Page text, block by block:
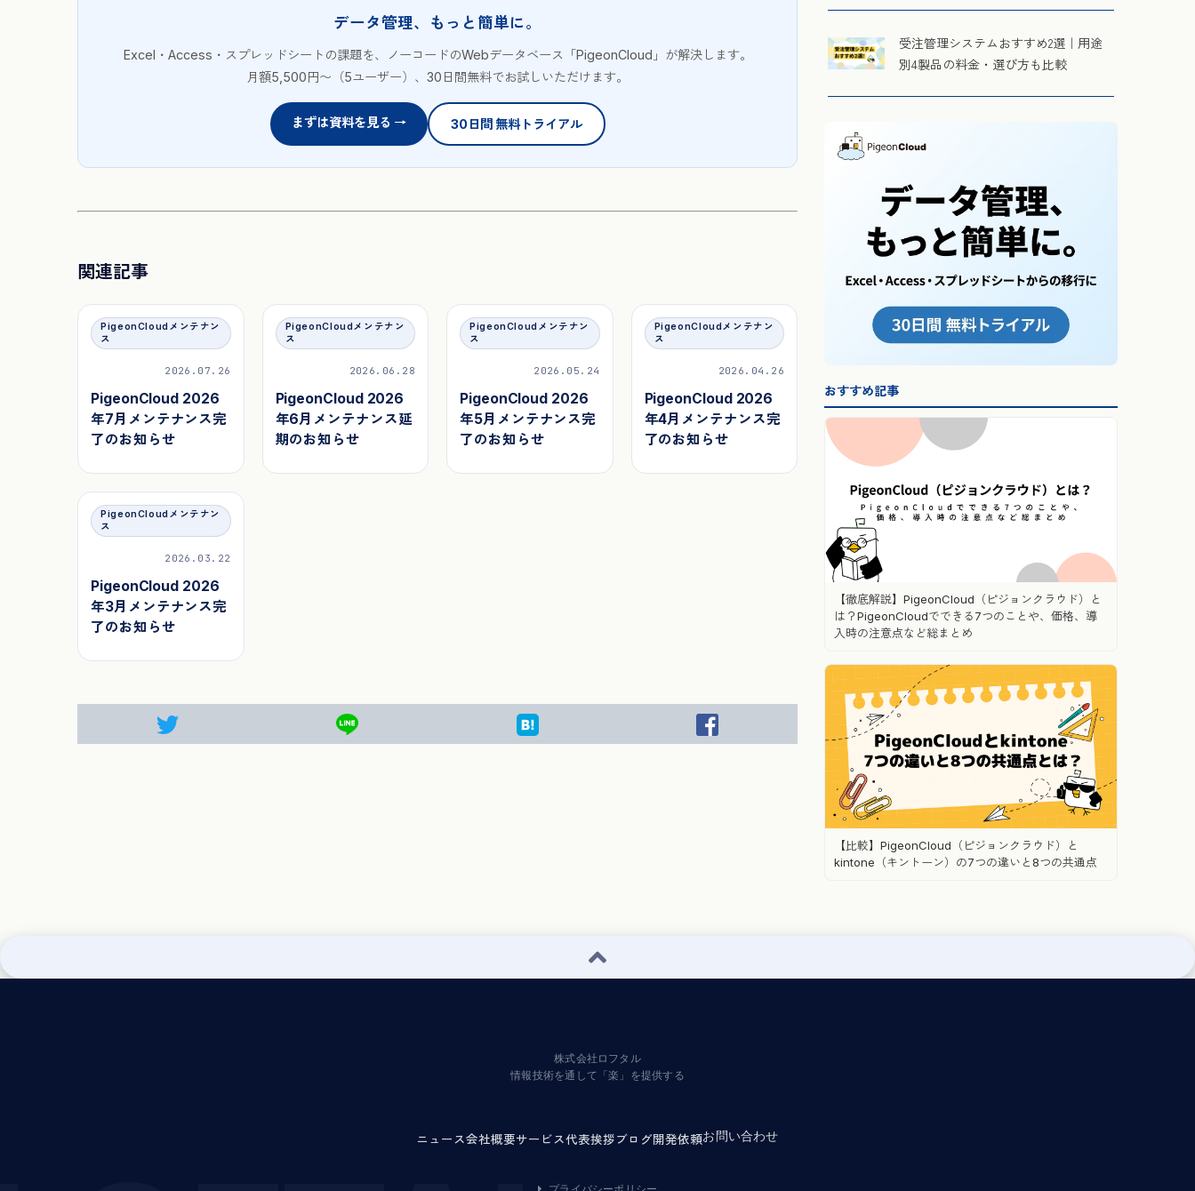
データ管理、もっと簡単に。
Excel・Access・スプレッドシートの課題を、ノーコードのWebデータベース「PigeonCloud」が解決します。
月額5,500円〜（5ユーザー）、30日間無料でお試しいただけます。
まずは資料を見る → 30日間 無料トライアル
関連記事
PigeonCloudメンテナン
ス
2026.07.26
PigeonCloud 2026
年7月メンテナンス完
了のお知らせ
PigeonCloudメンテナン
ス
2026.06.28
PigeonCloud 2026
年6月メンテナンス延
期のお知らせ
PigeonCloudメンテナン
ス
2026.05.24
PigeonCloud 2026
年5月メンテナンス完
了のお知らせ
PigeonCloudメンテナン
ス
2026.04.26
PigeonCloud 2026
年4月メンテナンス完
了のお知らせ
PigeonCloudメンテナン
ス
2026.03.22
PigeonCloud 2026
年3月メンテナンス完
了のお知らせ
受注管理システムおすすめ2選｜用途
別4製品の料金・選び方も比較
おすすめ記事
【徹底解説】PigeonCloud（ピジョンクラウド）と
は？PigeonCloudでできる7つのことや、価格、導
入時の注意点など総まとめ
【比較】PigeonCloud（ピジョンクラウド）と
kintone（キントーン）の7つの違いと8つの共通点
株式会社ロフタル
情報技術を通して「楽」を提供する
ニュース会社概要サービス代表挨拶ブログ開発依頼お問い合わせ